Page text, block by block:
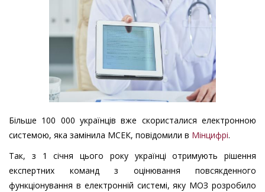
Більше 100 000 українців вже скористалися електронною
системою, яка замінила МСЕК, повідомили в Мінцифрі.
Так, з 1 січня цього року українці отримують рішення
експертних команд з оцінювання повсякденного
функціонування в електронній системі, яку МОЗ розробило